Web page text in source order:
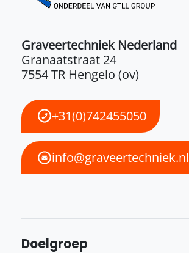
Graveertechniek Nederland
Granaatstraat 24
7554 TR Hengelo (ov)
+31(0)742455050
info@graveertechniek.nl
Doelgroep